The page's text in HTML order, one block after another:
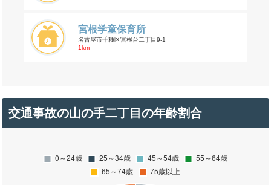
宮根学童保育所
名古屋市千種区宮根台二丁目9-1
1km
交通事故の山の手二丁目の年齢割合